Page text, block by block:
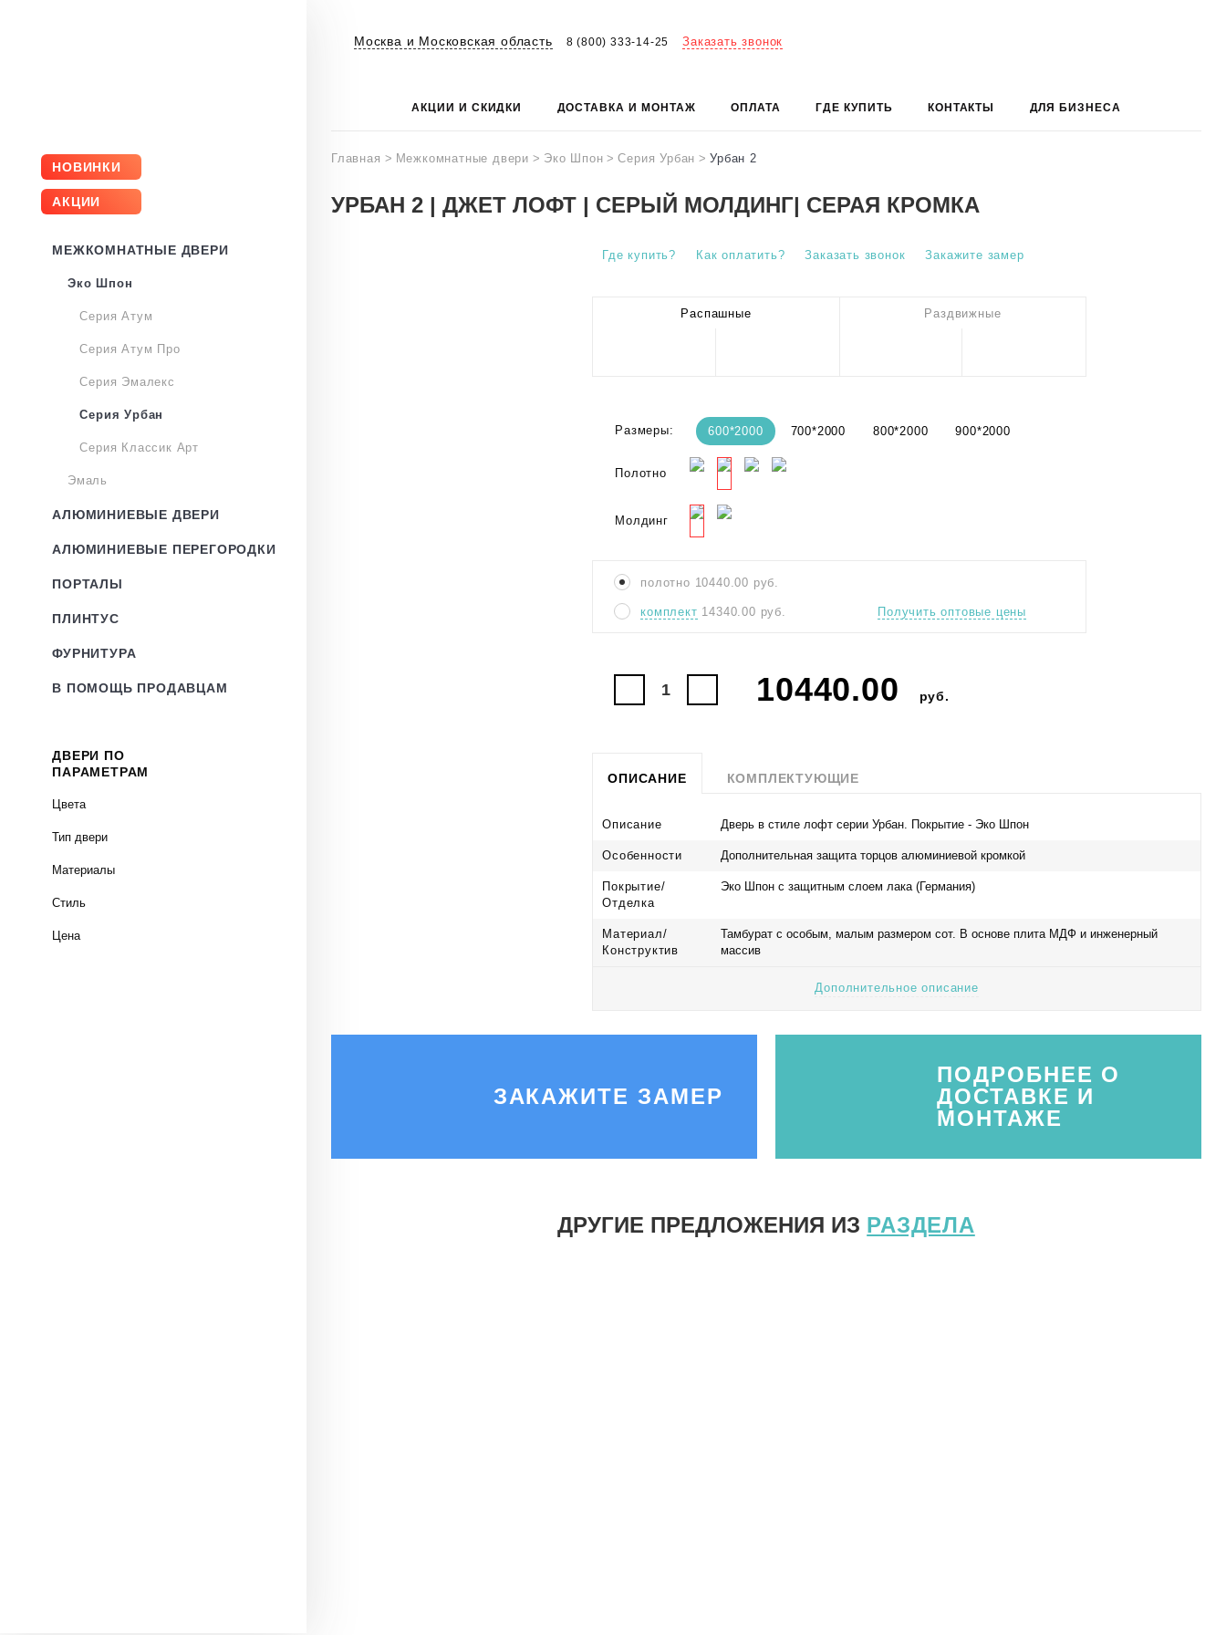
НОВИНКИ
АКЦИИ
МЕЖКОМНАТНЫЕ ДВЕРИ
Эко Шпон
Серия Атум
Серия Атум Про
Серия Эмалекс
Серия Урбан
Серия Классик Арт
Эмаль
АЛЮМИНИЕВЫЕ ДВЕРИ
АЛЮМИНИЕВЫЕ ПЕРЕГОРОДКИ
ПОРТАЛЫ
ПЛИНТУС
ФУРНИТУРА
В ПОМОЩЬ ПРОДАВЦАМ
ДВЕРИ ПО
ПАРАМЕТРАМ
Цвета
Тип двери
Материалы
Стиль
Цена
Москва и Московская область 8 (800) 333-14-25 Заказать звонок
АКЦИИ И СКИДКИ ДОСТАВКА И МОНТАЖ ОПЛАТА ГДЕ КУПИТЬ КОНТАКТЫ ДЛЯ БИЗНЕСА
Главная > Межкомнатные двери > Эко Шпон >Серия Урбан >Урбан 2
УРБАН 2 | ДЖЕТ ЛОФТ | СЕРЫЙ МОЛДИНГ| СЕРАЯ КРОМКА
Где купить? Как оплатить? Заказать звонок Закажите замер
Распашные Раздвижные
Размеры: 600*2000 700*2000 800*2000 900*2000
Полотно
Молдинг
полотно 10440.00 руб.
комплект 14340.00 руб. Получить оптовые цены
10440.00 руб.
ОПИСАНИЕ КОМПЛЕКТУЮЩИЕ
Описание Дверь в стиле лофт серии Урбан. Покрытие - Эко Шпон
Особенности Дополнительная защита торцов алюминиевой кромкой
Покрытие/
Отделка
Эко Шпон с защитным слоем лака (Германия)
Материал/
Конструктив
Тамбурат с особым, малым размером сот. В основе плита МДФ и инженерный
массив
Дополнительное описание
ЗАКАЖИТЕ ЗАМЕР
ПОДРОБНЕЕ О
ДОСТАВКЕ И
МОНТАЖЕ
ДРУГИЕ ПРЕДЛОЖЕНИЯ ИЗ РАЗДЕЛА